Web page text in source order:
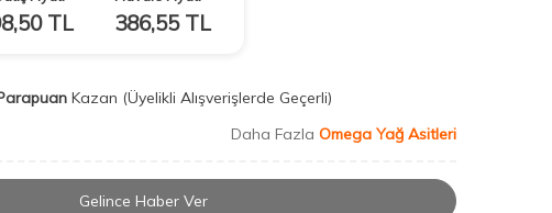
TL 386,55TL
Kazan (Üyelikli Alışverişlerde Geçerli)
Daha Fazla Omega Yağ Asitleri
Gelince Haber Ver